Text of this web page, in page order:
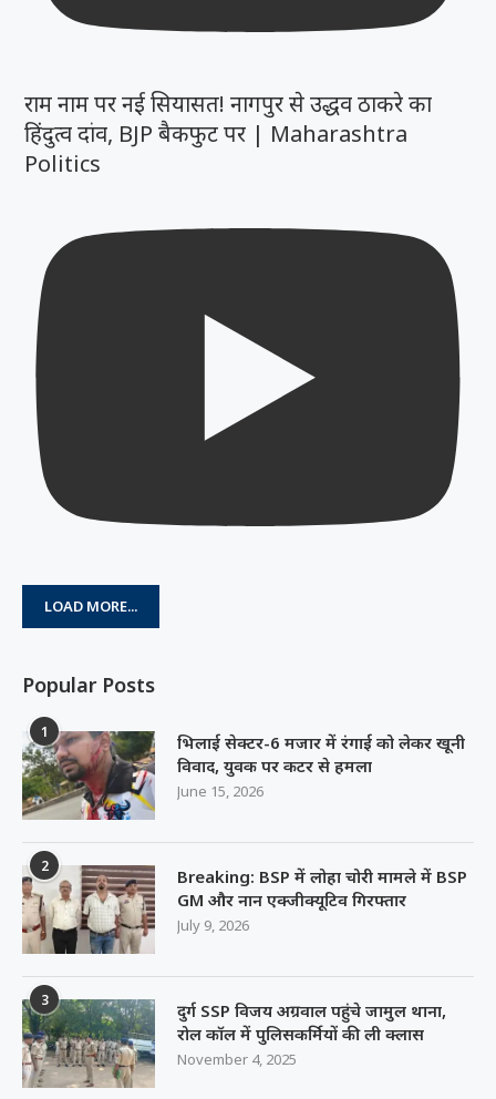
राम नाम पर नई सियासत! नागपुर से उद्धव ठाकरे का
हिंदुत्व दांव, BJP बैकफुट पर | Maharashtra
Politics
LOAD MORE...
Popular Posts
1
भिलाई सेक्टर-6 मजार में रंगाई को लेकर खूनी
विवाद, युवक पर कटर से हमला
June 15, 2026
2
Breaking: BSP में लोहा चोरी मामले में BSP
GM और नान एक्जीक्यूटिव गिरफ्तार
July 9, 2026
3
दुर्ग SSP विजय अग्रवाल पहुंचे जामुल थाना,
रोल कॉल में पुलिसकर्मियों की ली क्लास
November 4, 2025